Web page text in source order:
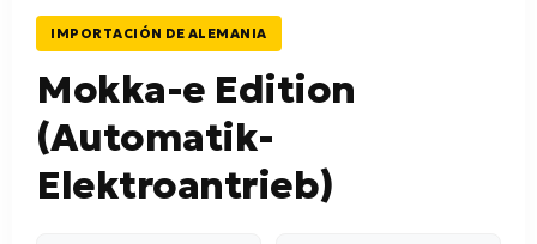
IMPORTACIÓN DE ALEMANIA
Mokka-e Edition
(Automatik-
Elektroantrieb)